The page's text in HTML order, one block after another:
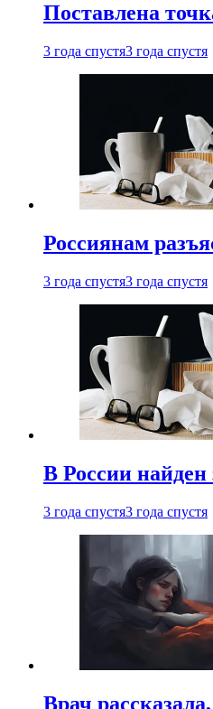
Поставлена
3 года спустя3 года спустя
Россиянам
3 года спустя3 года спустя
В России
3 года спустя3 года спустя
Врач